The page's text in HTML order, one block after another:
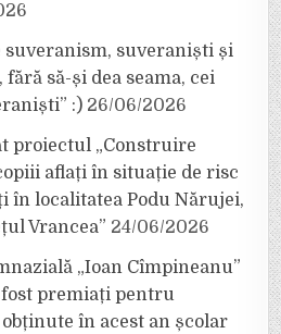
suveranism, suveraniști și
să-și dea seama, cei
:) 26/06/2026
proiectul „Construire
aflați în situație de risc
în localitatea Podu Nărujei,
Vrancea” 24/06/2026
„Ioan Cîmpineanu”
premiați pentru
în acest an școlar